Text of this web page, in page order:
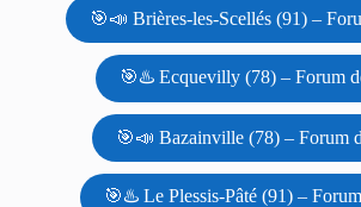
🎯📣 Brières-les-Scellés (91) –
🎯♨️ Ecquevilly (78) – Forum
🎯📣 Bazainville (78) – Forum
🎯♨️ Le Plessis-Pâté (91) –